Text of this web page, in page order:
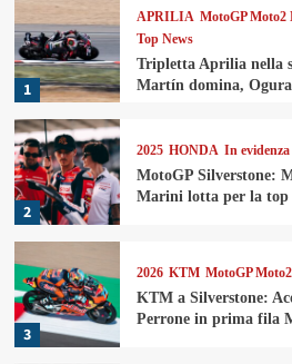
1
APRILIA MotoGP Moto2
Top News
Tripletta Aprilia nella
Martín domina, Ogura
2
2025 HONDA In evidenza
MotoGP Silverstone:
Marini lotta per la top
3
2026 KTM MotoGP
KTM a Silverstone:
Perrone in prima fila